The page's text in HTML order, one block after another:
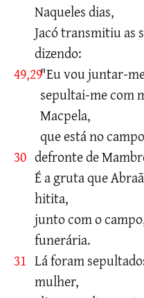
Naqueles dias,
Jacó transmitiu as
dizendo:
49,29"Eu vou juntar-
sepultai-me com
Macpela,
que está no
30 defronte de
É a gruta que
hitita,
junto com o
funerária.
31 Lá foram
mulher,